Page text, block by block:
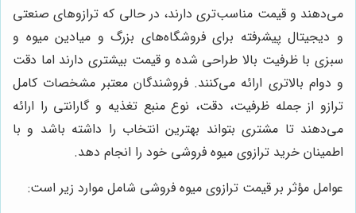
می‌دهند و قیمت مناسب‌تری دارند، در حالی که ترازوهای صنعتی
و دیجیتال پیشرفته برای فروشگاه‌های بزرگ و میادین میوه و
سبزی با ظرفیت بالا طراحی شده و قیمت بیشتری دارند اما دقت
و دوام بالاتری ارائه می‌کنند. فروشندگان معتبر مشخصات کامل
ترازو از جمله ظرفیت، دقت، نوع منبع تغذیه و گارانتی را ارائه
می‌دهند تا مشتری بتواند بهترین انتخاب را داشته باشد و با
اطمینان خرید ترازوی میوه فروشی خود را انجام دهد.
عوامل مؤثر بر قیمت ترازوی میوه فروشی شامل موارد زیر است: